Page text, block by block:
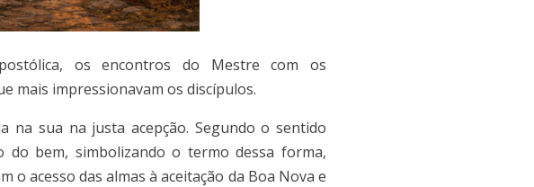
os encontros do Mestre com os
mais impressionavam os discípulos.
na sua na justa acepção. Segundo o sentido
do bem, simbolizando o termo dessa forma,
o acesso das almas à aceitação da Boa Nova e